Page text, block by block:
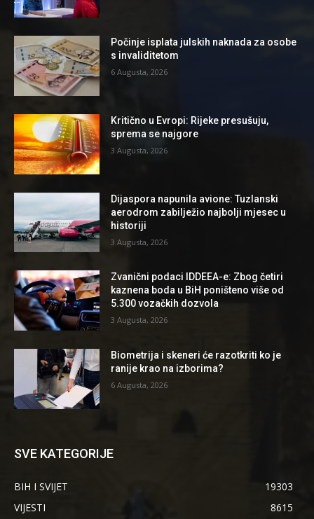
Počinje isplata julskih naknada za osobe
s invaliditetom
6 Augusta, 2026
Kritično u Evropi: Rijeke presušuju,
sprema se najgore
3 Augusta, 2026
Dijaspora napunila avione: Tuzlanski
aerodrom zabilježio najbolji mjesec u
historiji
3 Augusta, 2026
Zvanični podaci IDDEEA-e: Zbog četiri
kaznena boda u BiH poništeno više od
5.300 vozačkih dozvola
3 Augusta, 2026
Biometrija i skeneri će razotkriti ko je
ranije krao na izborima?
6 Augusta, 2026
SVE KATEGORIJE
BIH I SVIJET
19303
VIJESTI
8615